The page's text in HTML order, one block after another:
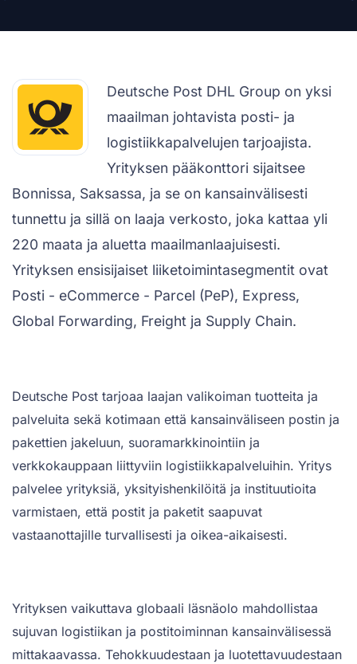
Deutsche Post DHL Group on yksi
maailman johtavista posti- ja
logistiikkapalvelujen tarjoajista.
Yrityksen pääkonttori sijaitsee
Bonnissa, Saksassa, ja se on kansainvälisesti
tunnettu ja sillä on laaja verkosto, joka kattaa yli
220 maata ja aluetta maailmanlaajuisesti.
Yrityksen ensisijaiset liiketoimintasegmentit ovat
Posti - eCommerce - Parcel (PeP), Express,
Global Forwarding, Freight ja Supply Chain.
Deutsche Post tarjoaa laajan valikoiman tuotteita ja
palveluita sekä kotimaan että kansainväliseen postin ja
pakettien jakeluun, suoramarkkinointiin ja
verkkokauppaan liittyviin logistiikkapalveluihin. Yritys
palvelee yrityksiä, yksityishenkilöitä ja instituutioita
varmistaen, että postit ja paketit saapuvat
vastaanottajille turvallisesti ja oikea-aikaisesti.
Yrityksen vaikuttava globaali läsnäolo mahdollistaa
sujuvan logistiikan ja postitoiminnan kansainvälisessä
mittakaavassa. Tehokkuudestaan ja luotettavuudestaan